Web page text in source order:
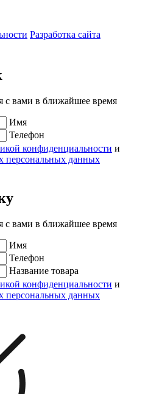
Разработка сайта
с вами в ближайшее время
Имя
Телефон
конфиденциальности и
персональных данных
с вами в ближайшее время
Имя
Телефон
Название товара
конфиденциальности и
персональных данных